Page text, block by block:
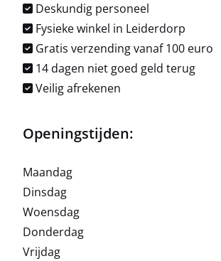
Deskundig personeel
Fysieke winkel in Leiderdorp
Gratis verzending vanaf 100 euro
14 dagen niet goed geld terug
Veilig afrekenen
Openingstijden:
Maandag
Dinsdag
Woensdag
Donderdag
Vrijdag